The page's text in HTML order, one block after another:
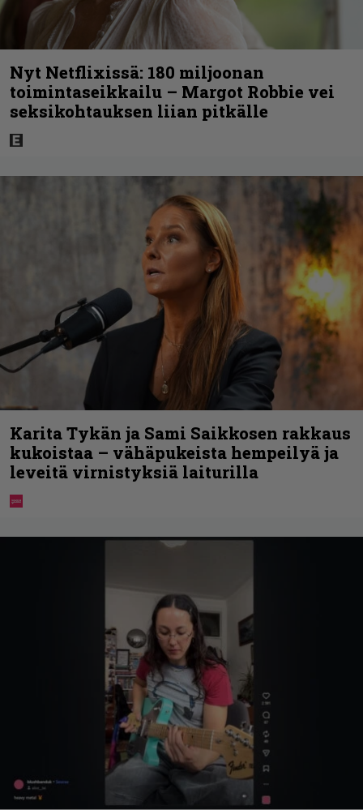
Nyt Netflixissä: 180 miljoonan
toimintaseikkailu – Margot Robbie vei
seksikohtauksen liian pitkälle
Karita Tykän ja Sami Saikkosen rakkaus
kukoistaa – vähäpukeista hempeilyä ja
leveitä virnistyksiä laiturilla